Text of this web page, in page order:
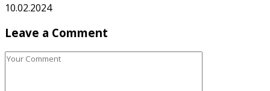
10.02.2024
Leave a Comment